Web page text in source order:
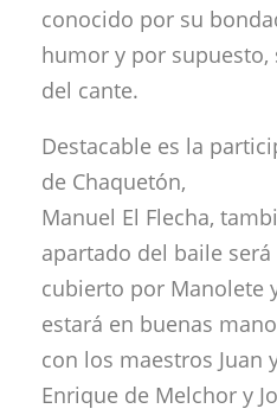
conocido por su
humor y por
del cante.
Destacable es la
de Chaquetón,
Manuel El Flecha,
apartado del baile será
cubierto por Manolete
estará en buenas
con los maestros Juan
Enrique de Melchor y